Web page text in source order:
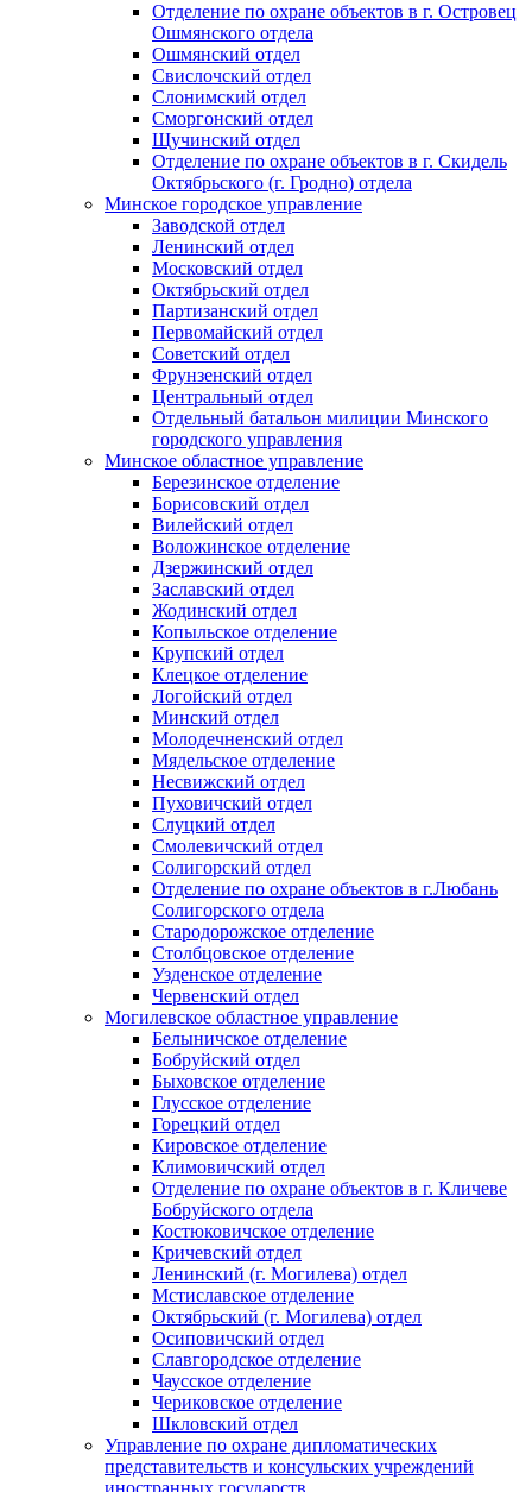
Отделение по охране объектов в г. Островец
Ошмянского отдела
Ошмянский отдел
Свислочский отдел
Слонимский отдел
Сморгонский отдел
Щучинский отдел
Отделение по охране объектов в г. Скидель
Октябрьского (г. Гродно) отдела
Минское городское управление
Заводской отдел
Ленинский отдел
Московский отдел
Октябрьский отдел
Партизанский отдел
Первомайский отдел
Советский отдел
Фрунзенский отдел
Центральный отдел
Отдельный батальон милиции Минского
городского управления
Минское областное управление
Березинское отделение
Борисовский отдел
Вилейский отдел
Воложинское отделение
Дзержинский отдел
Заславский отдел
Жодинский отдел
Копыльское отделение
Крупский отдел
Клецкое отделение
Логойский отдел
Минский отдел
Молодечненский отдел
Мядельское отделение
Несвижский отдел
Пуховичский отдел
Слуцкий отдел
Смолевичский отдел
Солигорский отдел
Отделение по охране объектов в г.Любань
Солигорского отдела
Стародорожское отделение
Столбцовское отделение
Узденское отделение
Червенский отдел
Могилевское областное управление
Белыничское отделение
Бобруйский отдел
Быховское отделение
Глусское отделение
Горецкий отдел
Кировское отделение
Климовичский отдел
Отделение по охране объектов в г. Кличеве
Бобруйского отдела
Костюковичское отделение
Кричевский отдел
Ленинский (г. Могилева) отдел
Мстиславское отделение
Октябрьский (г. Могилева) отдел
Осиповичский отдел
Славгородское отделение
Чаусское отделение
Чериковское отделение
Шкловский отдел
Управление по охране дипломатических
представительств и консульских учреждений
иностранных государств